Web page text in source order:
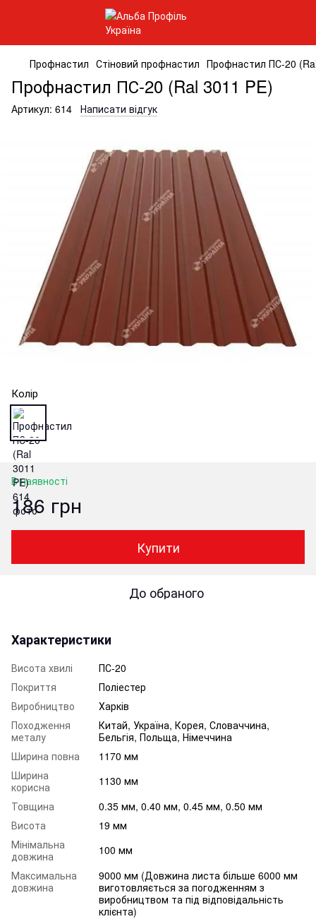
Профнастил Стіновий профнастил Профнастил ПС-20
Профнастил ПС-20 (Ral 3011 PE)
Артикул: 614 Написати відгук
Колір
В наявності
186 грн
Купити
До обраного
Характеристики
Висота хвилі
ПС-20
Покриття
Поліестер
Виробництво
Харків
Походження
металу
Китай, Україна, Корея, Словаччина,
Бельгія, Польща, Німеччина
Ширина повна
1170 мм
Ширина
корисна
1130 мм
Товщина
0.35 мм, 0.40 мм, 0.45 мм, 0.50 мм
Висота
19 мм
Мінімальна
довжина
100 мм
Максимальна
довжина
9000 мм (Довжина листа більше 6000 мм
виготовляється за погодженням з
виробництвом та під відповідальність
клієнта)